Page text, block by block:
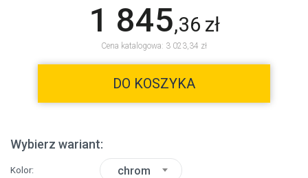
1 845,36 zł
Cena katalogowa: 3 023,34 zł
DO KOSZYKA
Wybierz wariant:
Kolor chrom